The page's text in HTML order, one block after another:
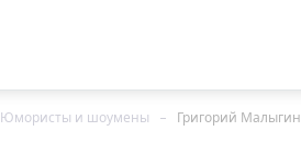
Юмористы и шоумены Григорий Малыгин